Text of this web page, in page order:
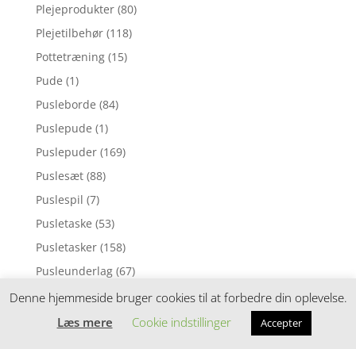
Plejeprodukter (80)
Plejetilbehør (118)
Pottetræning (15)
Pude (1)
Pusleborde (84)
Puslepude (1)
Puslepuder (169)
Puslesæt (88)
Puslespil (7)
Pusletaske (53)
Pusletasker (158)
Pusleunderlag (67)
Puttekasser (30)
Pyntepuder (98)
Denne hjemmeside bruger cookies til at forbedre din oplevelse.
Læs mere
Cookie indstillinger Accepter